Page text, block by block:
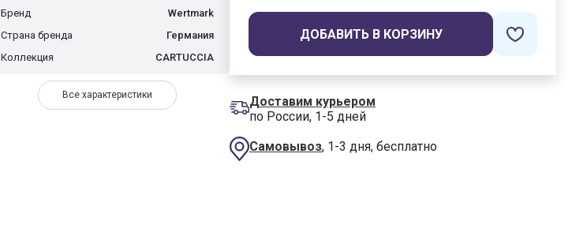
Бренд
Wertmark
Страна бренда
Германия
Коллекция
CARTUCCIA
Все характеристики
ДОБАВИТЬ В КОРЗИНУ
Доставим курьером
по России, 1-5 дней
Самовывоз, 1-3 дня, бесплатно